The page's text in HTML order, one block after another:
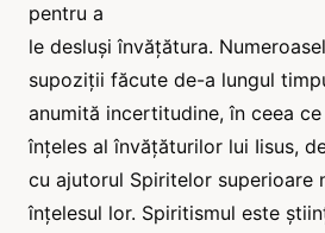
pentru a
le desluși învățătura.
supoziții făcute de-a lungul
anumită incertitudine, în ceea
înțeles al învățăturilor lui Iisus,
cu ajutorul Spiritelor superioare
înțelesul lor. Spiritismul este